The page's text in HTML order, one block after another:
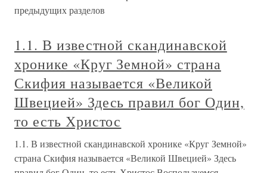
предыдущих разделов
1.1. В известной скандинавской
хронике «Круг Земной» страна
Скифия называется «Великой
Швецией» Здесь правил бог Один,
то есть Христос
1.1. В известной скандинавской хронике «Круг Земной»
страна Скифия называется «Великой Швецией» Здесь